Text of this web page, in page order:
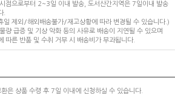
점으로부터 2~3일 이내 발송, 도서산간지역은 7일이내 발송
.
일 제외/해외배송불가/재고상황에 따라 변경될 수 있습니다.)
량 급증 및 기상 악화 등의 사유로 배송이 지연될 수 있으며
따른 반품 및 수취 거부 시 배송비가 부과됩니다.
환은 상품 수령 후 7일 이내에 신청하실 수 있습니다.